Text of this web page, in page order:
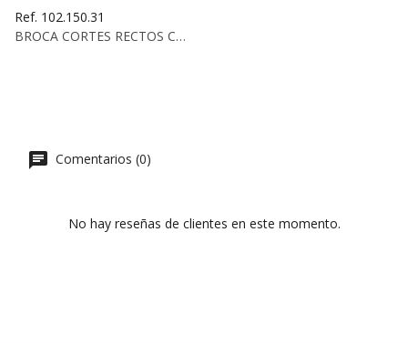
Ref. 102.150.31
BROCA CORTES RECTOS C/ROMP. KSS D:15 Z2...
Comentarios (0)
No hay reseñas de clientes en este momento.